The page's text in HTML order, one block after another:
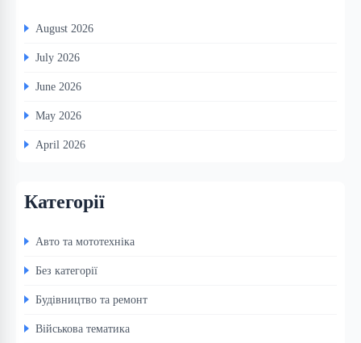
August 2026
July 2026
June 2026
May 2026
April 2026
Категорії
Авто та мототехніка
Без категорії
Будівництво та ремонт
Військова тематика